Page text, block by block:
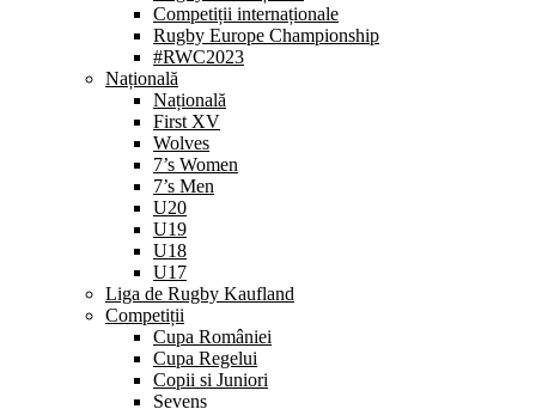
Competiții internaționale
Rugby Europe Championship
#RWC2023
Națională
Națională
First XV
Wolves
7’s Women
7’s Men
U20
U19
U18
U17
Liga de Rugby Kaufland
Competiții
Cupa României
Cupa Regelui
Copii si Juniori
Sevens